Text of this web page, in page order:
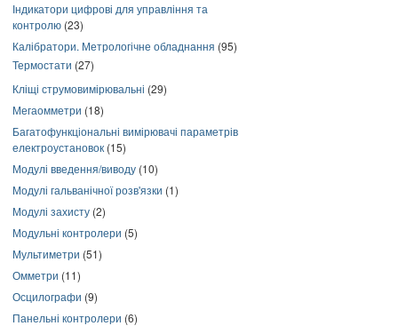
Індикатори цифрові для управління та
контролю (23)
Калібратори. Метрологічне обладнання (95)
Термостати (27)
Кліщі струмовимірювальні (29)
Мегаомметри (18)
Багатофункціональні вимірювачі параметрів
електроустановок (15)
Модулі введення/виводу (10)
Модулі гальванічної розв'язки (1)
Модулі захисту (2)
Модульні контролери (5)
Мультиметри (51)
Омметри (11)
Осцилографи (9)
Панельні контролери (6)